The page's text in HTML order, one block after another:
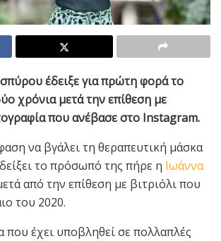
έδειξε για πρώτη φορά το
χρόνια μετά την επίθεση με
που ανέβασε στο Instagram.
να βγάλει τη θεραπευτική μάσκα
το πρόσωπό της πήρε η Ιωάννα
από την επίθεση με βιτριόλι που
του 2020.
που έχει υποβληθεί σε πολλαπλές